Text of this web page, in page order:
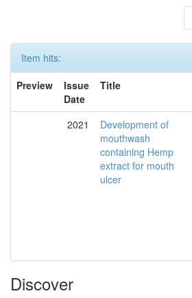
Item hits:
Preview
Issue
Date
Title
2021
Development of
mouthwash
containing Hemp
extract for mouth
ulcer
Discover